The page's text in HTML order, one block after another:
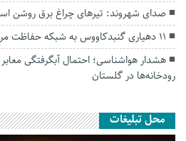
صدای شهروند: تیرهای چراغ برق روشن
۱۱ دهیاری گنبدکاووس به شبکه حفاظت مردمی منابع طبیعی پیوستند
هشدار هواشناسی؛ احتمال آبگرفتگی
رودخانه‌ها در گلستان
محل تبلیغات